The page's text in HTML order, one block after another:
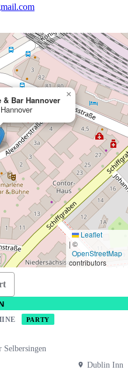
& Bar Hannover
×
Leaflet
| ©
OpenStreetMap
contributors
PARTY
Selbersingen
Dublin Inn